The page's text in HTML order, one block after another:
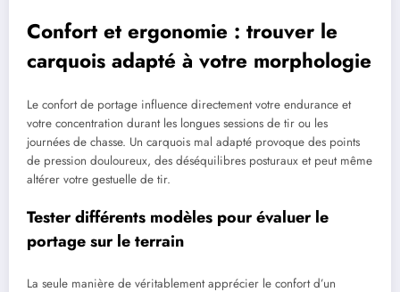
Confort et ergonomie : trouver le
carquois adapté à votre morphologie
Le confort de portage influence directement votre endurance et
votre concentration durant les longues sessions de tir ou les
journées de chasse. Un carquois mal adapté provoque des points
de pression douloureux, des déséquilibres posturaux et peut même
altérer votre gestuelle de tir.
Tester différents modèles pour évaluer le
portage sur le terrain
La seule manière de véritablement apprécier le confort d’un